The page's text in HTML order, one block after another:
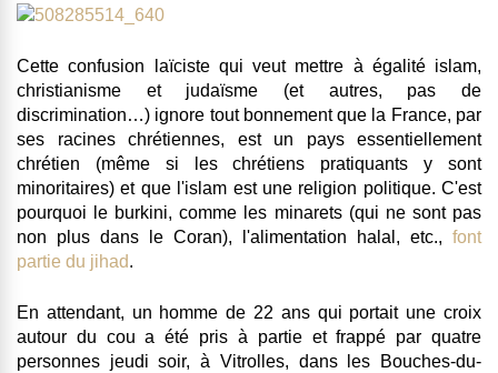
Cette confusion laïciste qui veut mettre à égalité islam,
christianisme et judaïsme (et autres, pas de
discrimination…) ignore tout bonnement que la France, par
ses racines chrétiennes, est un pays essentiellement
chrétien (même si les chrétiens pratiquants y sont
minoritaires) et que l'islam est une religion politique. C'est
pourquoi le burkini, comme les minarets (qui ne sont pas
non plus dans le Coran), l'alimentation halal, etc., font
partie du jihad.
En attendant, un homme de 22 ans qui portait une croix
autour du cou a été pris à partie et frappé par quatre
personnes jeudi soir, à Vitrolles, dans les Bouches-du-